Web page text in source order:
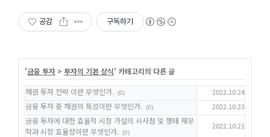
공감 구독하기
'금융 투자 > 투자의 기본 상식' 카테고리의 다른 글
채권 투자 전략 이란 무엇인가.
(0) 2022.10.24
금융 투자 중 채권의 특성이란 무엇인가. (0) 2022.10.23
금융 투자에 대한 효율적 시장 가설의 시사점 및 행태 재무
학과 시장 효율성이란 무엇인가.
(0)
2022.10.21